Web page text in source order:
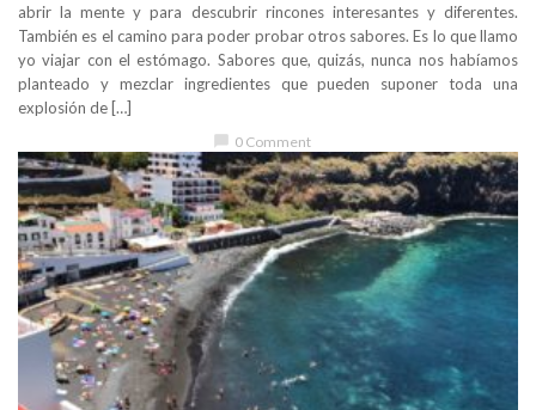
abrir la mente y para descubrir rincones interesantes y diferentes.
También es el camino para poder probar otros sabores. Es lo que llamo
yo viajar con el estómago. Sabores que, quizás, nunca nos habíamos
planteado y mezclar ingredientes que pueden suponer toda una
explosión de […]
chat_bubble 0 Comment